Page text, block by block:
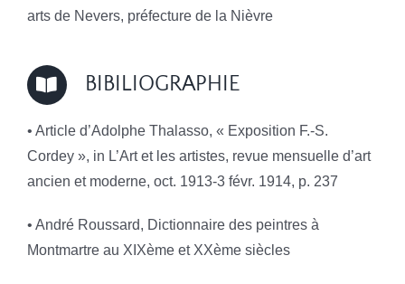
arts de Nevers, préfecture de la Nièvre
BIBILIOGRAPHIE
• Article d’Adolphe Thalasso, « Exposition F.-S.
Cordey », in L’Art et les artistes, revue mensuelle d’art
ancien et moderne, oct. 1913-3 févr. 1914, p. 237
• André Roussard, Dictionnaire des peintres à
Montmartre au XIXème et XXème siècles